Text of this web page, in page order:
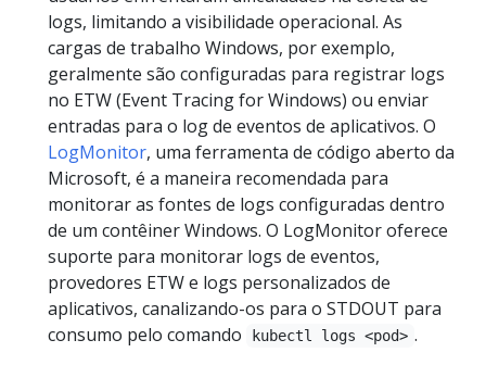
logs, limitando a visibilidade operacional. As
cargas de trabalho Windows, por exemplo,
geralmente são configuradas para registrar logs
no ETW (Event Tracing for Windows) ou enviar
entradas para o log de eventos de aplicativos. O
LogMonitor, uma ferramenta de código aberto da
Microsoft, é a maneira recomendada para
monitorar as fontes de logs configuradas dentro
de um contêiner Windows. O LogMonitor oferece
suporte para monitorar logs de eventos,
provedores ETW e logs personalizados de
aplicativos, canalizando-os para o STDOUT para
consumo pelo comando
kubectl logs <pod> .